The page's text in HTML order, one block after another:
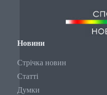
Новини
Стрічка новин
Статті
Думки